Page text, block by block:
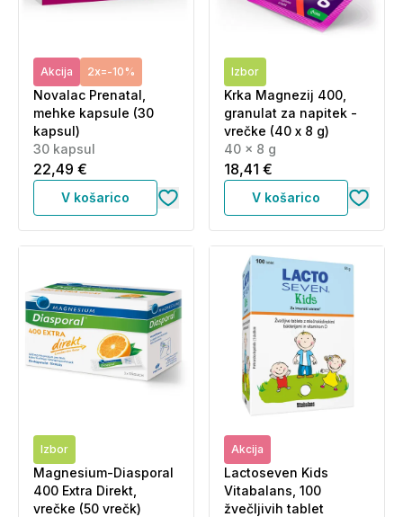
Akcija 2x=-10%
Novalac Prenatal,
mehke kapsule (30
kapsul)
30 kapsul
22,49 €
V košarico
Izbor
Krka Magnezij 400,
granulat za napitek -
vrečke (40 x 8 g)
40 x 8 g
18,41 €
V košarico
Izbor
Magnesium-Diasporal
400 Extra Direkt,
vrečke (50 vrečk)
Akcija
Lactoseven Kids
Vitabalans, 100
žvečljivih tablet